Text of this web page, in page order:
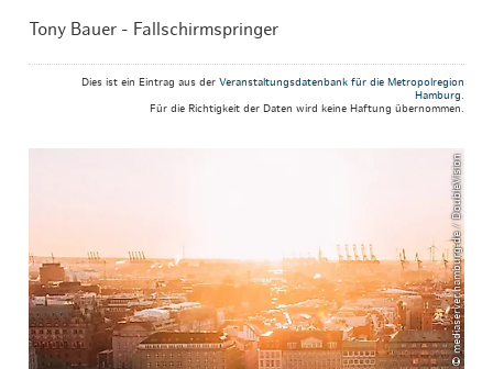
Tony Bauer - Fallschirmspringer
Dies ist ein Eintrag aus der Veranstaltungsdatenbank für die Metropolregion
Hamburg.
Für die Richtigkeit der Daten wird keine Haftung übernommen.
© mediaserver.hamburg.de / DoubleVision